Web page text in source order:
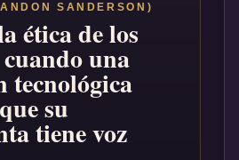
SANDERSON)
ética de los
una
tecnológica
su
tiene voz